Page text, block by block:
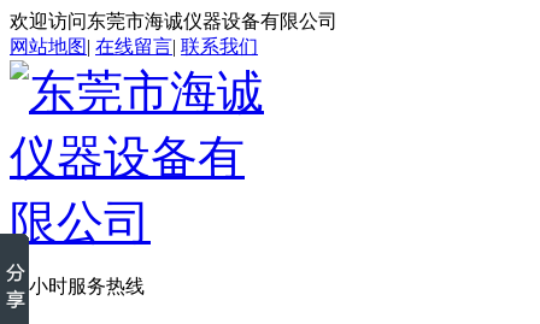
欢迎访问东莞市海诚仪器设备有限公司
网站地图| 在线留言| 联系我们
24小时服务热线